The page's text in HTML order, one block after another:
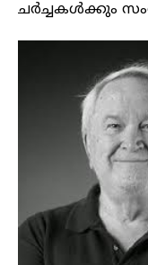
ചർച്ചകൾക്കും